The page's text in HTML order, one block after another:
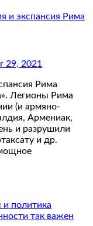
29, 2021
Рима
Легионы Рима
(и армяно-
Армениак,
и разрушили
и др.